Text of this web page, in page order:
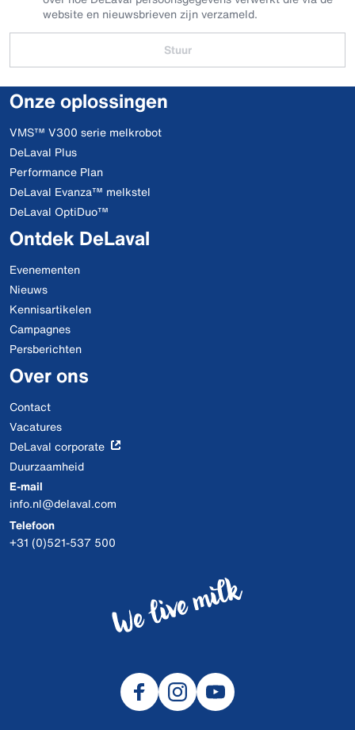
website en nieuwsbrieven zijn verzameld.
Stuur
Onze oplossingen
VMS™ V300 serie melkrobot
DeLaval Plus
Performance Plan
DeLaval Evanza™ melkstel
DeLaval OptiDuo™
Ontdek DeLaval
Evenementen
Nieuws
Kennisartikelen
Campagnes
Persberichten
Over ons
Contact
Vacatures
DeLaval corporate
Duurzaamheid
E-mail
info.nl@delaval.com
Telefoon
+31 (0)521-537 500